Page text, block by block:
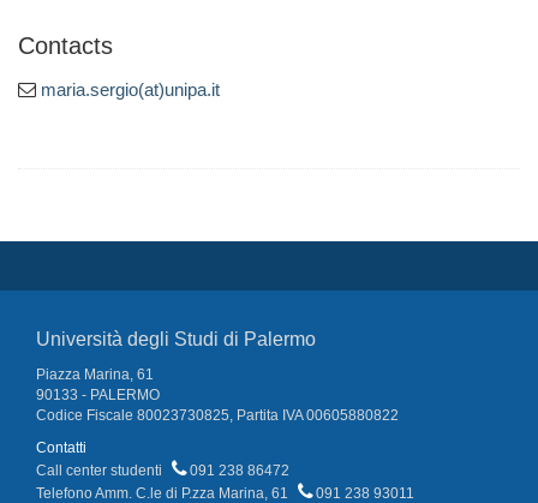
Contacts
maria.sergio(at)unipa.it
Università degli Studi di Palermo
Piazza Marina, 61
90133 - PALERMO
Codice Fiscale 80023730825, Partita IVA 00605880822
Contatti
Call center studenti
091 238 86472
Telefono Amm. C.le di P.zza Marina, 61
091 238 93011